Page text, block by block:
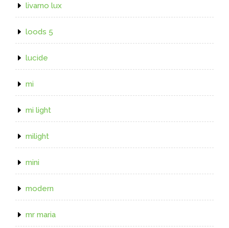
livarno lux
loods 5
lucide
mi
mi light
milight
mini
modern
mr maria